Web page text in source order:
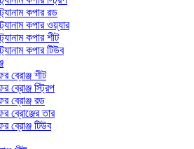
কপার রড
কপার ওয়্যার
কপার শীট
কপার টিউব
ব্রোঞ্জ শীট
ব্রোঞ্জ স্ট্রিপ
ব্রোঞ্জ রড
ব্রোঞ্জের তার
ব্রোঞ্জ টিউব